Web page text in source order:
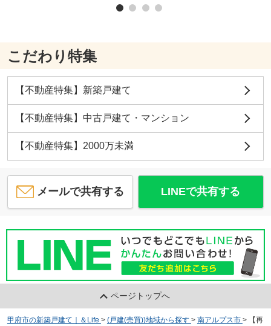
こだわり特集
【不動産特集】新築戸建て
【不動産特集】中古戸建て・マンション
【不動産特集】2000万未満
メールで共有する LINEで共有する
ページトップへ
甲府市の新築戸建て｜＆Life > (戸建(売買))地域から探す > 南アルプス市 >
【再